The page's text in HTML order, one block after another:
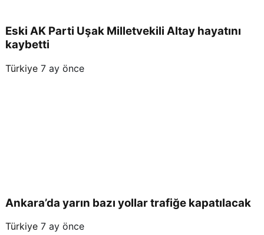
Eski AK Parti Uşak Milletvekili Altay hayatını
kaybetti
Türkiye 7 ay önce
Ankara’da yarın bazı yollar trafiğe kapatılacak
Türkiye 7 ay önce